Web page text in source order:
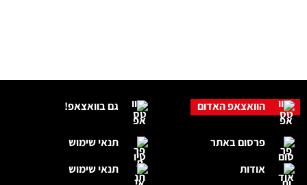
גם בוואצאפ!
תנאי שימוש
תנאי שימוש
הוואצאפ האדום
פרסום באתר
אודות